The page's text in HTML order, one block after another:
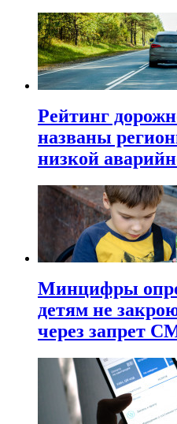
Рейтинг
названы
низкой
Минцифры
детям не
через запрет